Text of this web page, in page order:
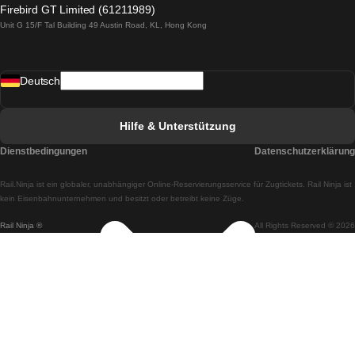
Züge von Lissabon nach Madrid
Züge von Lissabon nach Braga
Züge von Braga nach Lissabon
Firebird GT Limited (61211989)
Unit G 15/F Tal Building 49 Austin Road, KL, Hong Kong
Rail Ninja ® All Rights Reserved © 2026
Rail.Ninja ist ein globaler, unabhängiger Online-Reservierungsservice für Zugtickets. Rail Ninja ist
kein Eisenbahnunternehmen und besitzt oder betreibt keine Züge.
Deutsch
Hilfe & Unterstützung
Dienstbedingungen Datenschutzerklärung